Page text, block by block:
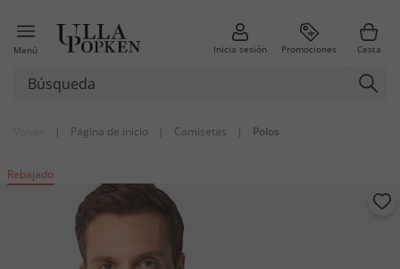
Menú Inicia sesión Promociones Cesta
| Página de inicio | Camisetas | Polos
Rebajado